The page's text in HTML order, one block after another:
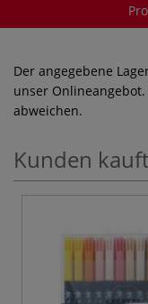
Der angegebene
unser
abweichen.
Kunden